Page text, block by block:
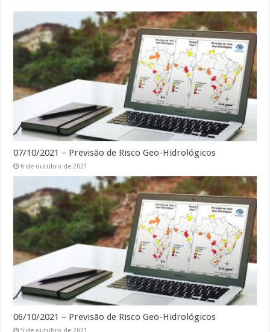
07/10/2021 – Previsão de Risco Geo-Hidrológicos
6 de outubro de 2021
06/10/2021 – Previsão de Risco Geo-Hidrológicos